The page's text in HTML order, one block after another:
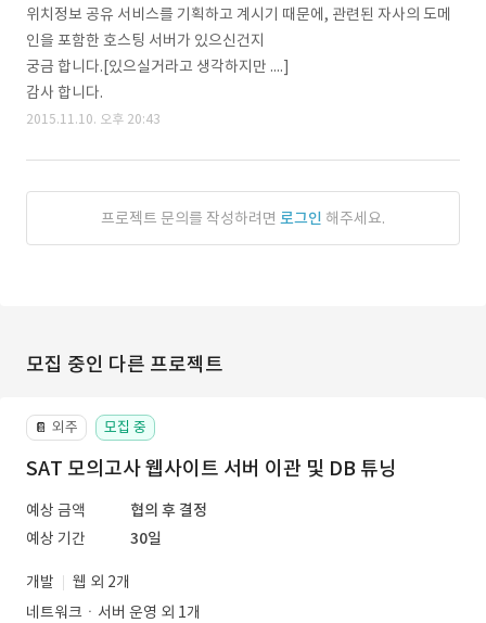
위치정보 공유 서비스를 기획하고 계시기 때문에, 관련된 자사의 도메
인을 포함한 호스팅 서버가 있으신건지
궁금 합니다.[있으실거라고 생각하지만 ....]
감사 합니다.
2015.11.10. 오후 20:43
프로젝트 문의를 작성하려면 로그인 해주세요.
모집 중인 다른 프로젝트
📔 외주 모집 중
SAT 모의고사 웹사이트 서버 이관 및 DB 튜닝
예상 금액
협의 후 결정
예상 기간
30일
개발
웹 외 2개
네트워크ㆍ서버 운영 외 1개